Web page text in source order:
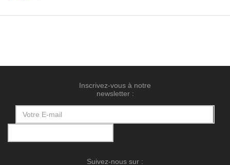
Inscrivez-vous à notre
newsletter :
Suivez-nous sur :